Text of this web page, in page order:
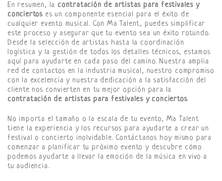
En resumen, la contratación de artistas para festivales y
conciertos es un componente esencial para el éxito de
cualquier evento musical. Con Ma Talent, puedes simplificar
este proceso y asegurar que tu evento sea un éxito rotundo.
Desde la selección de artistas hasta la coordinación
logística y la gestión de todos los detalles técnicos, estamos
aquí para ayudarte en cada paso del camino. Nuestra amplia
red de contactos en la industria musical, nuestro compromiso
con la excelencia y nuestra dedicación a la satisfacción del
cliente nos convierten en tu mejor opción para la
contratación de artistas para festivales y conciertos.
No importa el tamaño o la escala de tu evento, Ma Talent
tiene la experiencia y los recursos para ayudarte a crear un
festival o concierto inolvidable. Contáctanos hoy mismo para
comenzar a planificar tu próximo evento y descubre cómo
podemos ayudarte a llevar la emoción de la música en vivo a
tu audiencia.